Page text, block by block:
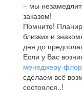
– мы
заказом!
Помните!
близких и
дня до
Если у Вас
менеджеру-
сделаем всё
состоялся..!